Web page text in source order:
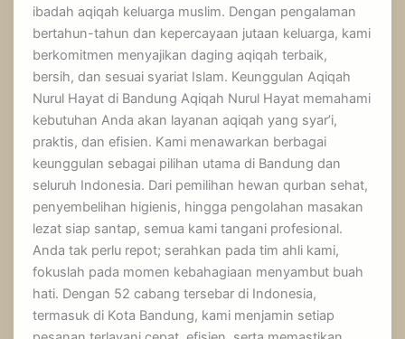
ibadah aqiqah keluarga muslim. Dengan pengalaman
bertahun-tahun dan kepercayaan jutaan keluarga, kami
berkomitmen menyajikan daging aqiqah terbaik,
bersih, dan sesuai syariat Islam. Keunggulan Aqiqah
Nurul Hayat di Bandung Aqiqah Nurul Hayat memahami
kebutuhan Anda akan layanan aqiqah yang syar’i,
praktis, dan efisien. Kami menawarkan berbagai
keunggulan sebagai pilihan utama di Bandung dan
seluruh Indonesia. Dari pemilihan hewan qurban sehat,
penyembelihan higienis, hingga pengolahan masakan
lezat siap santap, semua kami tangani profesional.
Anda tak perlu repot; serahkan pada tim ahli kami,
fokuslah pada momen kebahagiaan menyambut buah
hati. Dengan 52 cabang tersebar di Indonesia,
termasuk di Kota Bandung, kami menjamin setiap